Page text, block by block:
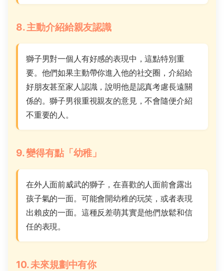
8. 主動介紹給親友認識
獅子男對一個人有好感的表現中，這點特別重
要。他們如果主動帶你進入他的社交圈，介紹給
好朋友甚至家人認識，說明他是認真考慮長遠關
係的。獅子男很重視親友的意見，不會隨便介紹
不重要的人。
9. 變得有點「幼稚」
在外人面前威武的獅子，在喜歡的人面前會露出
孩子氣的一面。可能會開幼稚的玩笑，或者表現
出賴皮的一面。這種反差萌其實是他們放鬆和信
任的表現。
10. 未來規劃中有你